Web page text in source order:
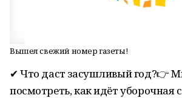
Вышел свежий номер газеты!
✔ Что даст засушливый год?👉
посмотреть, как идёт уборочная